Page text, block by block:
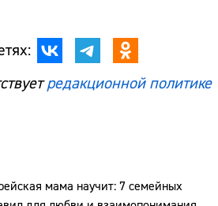
редакционной политике
мама научит: 7 семейных
Сайт: